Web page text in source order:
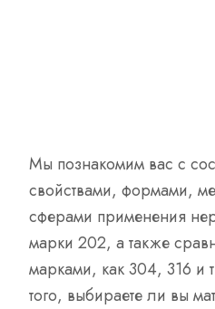
Мы познакомим вас с
свойствами, формами,
сферами применения
марки 202, а также
марками, как 304, 316 и
того, выбираете ли вы